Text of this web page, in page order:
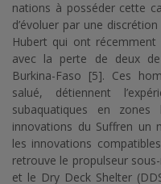
nations à posséder cette
d’évoluer par une
Hubert qui ont récemment
avec la perte de deux
Burkina-Faso [5]. Ces
salué, détiennent
subaquatiques en
innovations du Suffren un
les innovations
retrouve le propulseur
et le Dry Deck Shelter